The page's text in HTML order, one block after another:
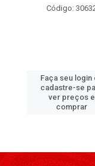
Código:
Faça seu login
cadastre-se
ver preços e
comprar